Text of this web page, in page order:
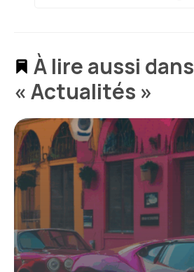
À lire aussi dans
« Actualités »